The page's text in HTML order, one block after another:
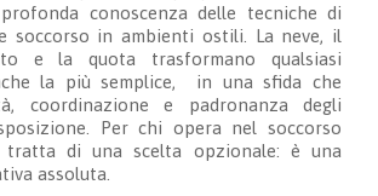
conoscenza delle tecniche di
soccorso in ambienti ostili. La neve, il
e la quota trasformano qualsiasi
la più semplice, in una sfida che
coordinazione e padronanza degli
Per chi opera nel soccorso
di una scelta opzionale: è una
assoluta.